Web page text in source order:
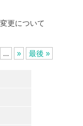
更について
... » 最後 »